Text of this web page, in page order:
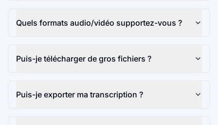
Quels formats audio/vidéo supportez-vous ?
Puis-je télécharger de gros fichiers ?
Puis-je exporter ma transcription ?